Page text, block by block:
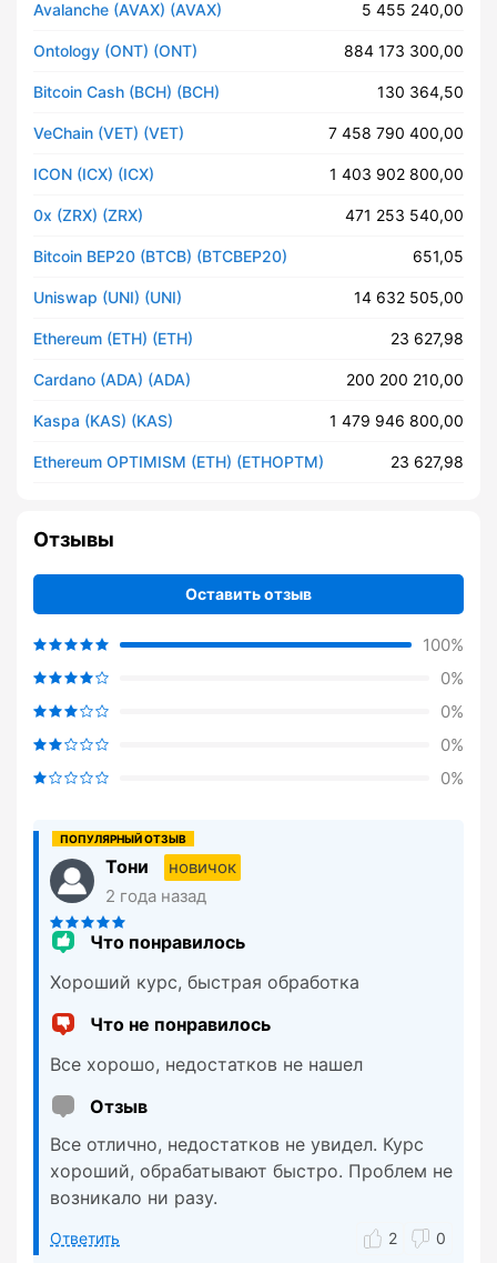
Avalanche (AVAX) (AVAX) 5 455 240,00
Ontology (ONT) (ONT) 884 173 300,00
Bitcoin Cash (BCH) (BCH) 130 364,50
VeChain (VET) (VET) 7 458 790 400,00
ICON (ICX) (ICX) 1 403 902 800,00
0x (ZRX) (ZRX) 471 253 540,00
Bitcoin BEP20 (BTCB) (BTCBEP20) 651,05
Uniswap (UNI) (UNI) 14 632 505,00
Ethereum (ETH) (ETH) 23 627,98
Cardano (ADA) (ADA) 200 200 210,00
Kaspa (KAS) (KAS) 1 479 946 800,00
Ethereum OPTIMISM (ETH) (ETHOPTM) 23 627,98
Отзывы
Оставить отзыв
100%
0%
0%
0%
0%
Тони
новичок
2 года назад
Что понравилось
Хороший курс, быстрая обработка
Что не понравилось
Все хорошо, недостатков не нашел
Отзыв
Все отлично, недостатков не увидел. Курс
хороший, обрабатывают быстро. Проблем не
возникало ни разу.
Ответить 2 0